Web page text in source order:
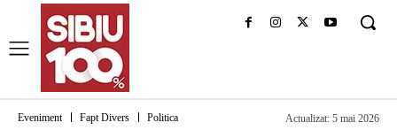
Eveniment Fapt Divers Politica Actualizat: 5 mai 2026